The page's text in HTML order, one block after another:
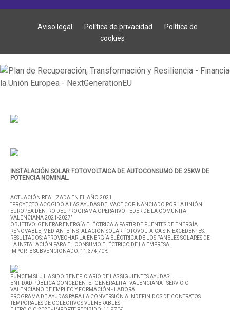
Aviso legal Política de privacidad
Política de
cookies
INSTALACIÓN SOLAR FOTOVOLTAICA DE AUTOCONSUMO DE 25KW DE
POTENCIA NOMINAL.
ACTUACIÓN REALIZADA EN EL AÑO 2021
“PROYECTO ACOGIDO A LAS AYUDAS DE IVACE COFINANCIADO POR LA UNIÓN
EUROPEA DENTRO DEL PROGRAMA OPERATIVO FEDER DE LA COMUNITAT
VALENCIANA 2021-2027”
OBJETIVO: GENERAR ENERGÍA ELÉCTRICA A PARTIR DE FUENTES DE ENERGÍA
RENOVABLE, MEDIANTE INSTALACIÓN SOLAR FOTOVOLTAICA SIN EXCEDENTES.
RESULTADOS: APROVECHAR LA ENERGÍA ELÉCTRICA DE LOS PANELES SOLARES DE
LA INSTALACIÓN PARA EL CONSUMO ELÉCTRICO DE LA EMPRESA.
IMPORTE SUBVENCIONADO: 11.374,70 €
FUNCEM SLU HA SIDO BENEFICIARIO DE LAS SIGUIENTES AYUDAS:
ENTIDAD PÚBLICA CONCEDENTE: GENERALITAT VALENCIANA - SERVICIO
VALENCIANO DE EMPLEO Y FORMACIÓN - LABORA
PROGRAMA DE AYUDAS PARA LA CONVERSIÓN A INDEFINIDOS DE CONTRATOS
TEMPORALES DE COLECTIVOS VULNERABLES